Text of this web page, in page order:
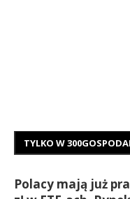
TYLKO W
Polacy mają już